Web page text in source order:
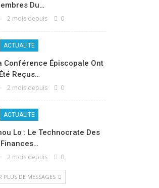
Du…
2 mois depuis 0
ACTUALITE
Conférence Épiscopale Ont
Été Reçus…
2 mois depuis 0
ACTUALITE
Lo : Le Technocrate Des
Finances…
2 mois depuis 0
PLUS DE MESSAGES